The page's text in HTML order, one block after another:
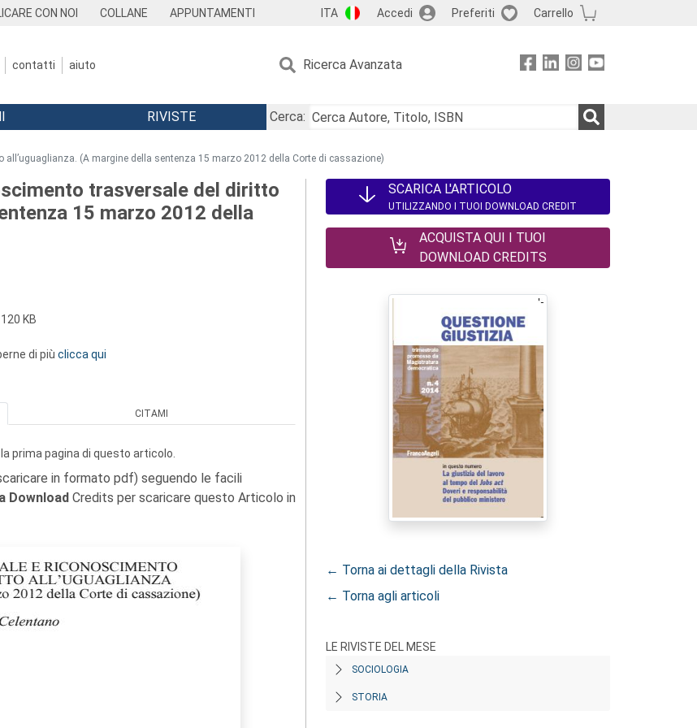
CON NOI COLLANE APPUNTAMENTI ITA Accedi Preferiti Carrello
contatti aiuto Ricerca Avanzata
RIVISTE
Cerca:
(A margine della sentenza 15 marzo 2012 della Corte di cassazione)
trasversale del diritto
15 marzo 2012 della
120 KB
di più clicca qui
CITAMI
prima pagina di questo articolo.
in formato pdf) seguendo le facili
Download Credits per scaricare questo Articolo in
SCARICA L'ARTICOLO
UTILIZZANDO I TUOI DOWNLOAD CREDIT
ACQUISTA QUI I TUOI
DOWNLOAD CREDITS
← Torna ai dettagli della Rivista
← Torna agli articoli
LE RIVISTE DEL MESE
SOCIOLOGIA
STORIA